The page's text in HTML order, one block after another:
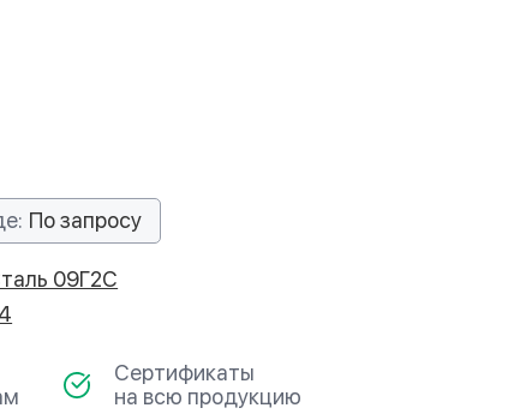
По запросу
09Г2С
Сертификаты
на всю продукцию